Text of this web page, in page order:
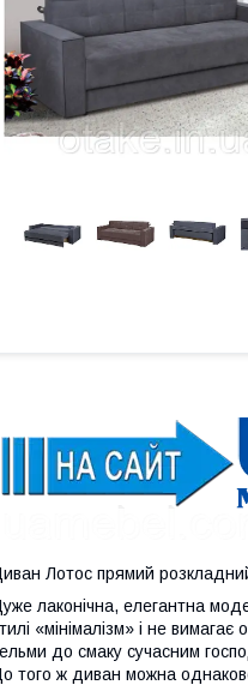
Лотос прямий
лаконічна, елегантна
«мінімалізм» і не
до смаку сучасним
того ж диван можна